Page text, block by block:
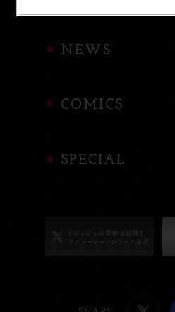
NEWS
COMICS
SPECIAL